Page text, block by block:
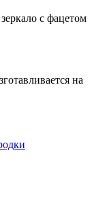
с фацетом
на